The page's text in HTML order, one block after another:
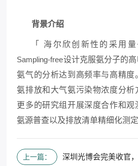
背景介绍
「
海尔欣创新性的采用量
Sampling-free设计克服氨分子的
氨气的分析达到高频率与高精度
氨排放和大气氨污染物浓度分析
更多的研究组开展深度合作和观
氨源普查以及排放清单精细化测
上一篇：